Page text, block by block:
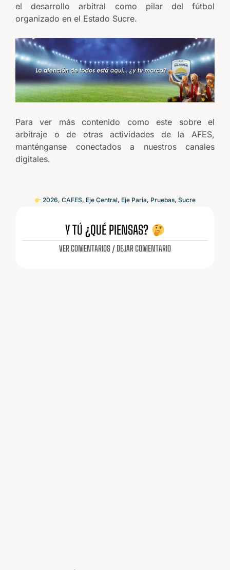
el desarrollo arbitral como pilar del fútbol
organizado en el Estado Sucre.
Para ver más contenido como este sobre el
arbitraje o de otras actividades de la AFES,
manténganse conectados a nuestros canales
digitales.
2026,CAFES, Eje Central, Eje Paria, Pruebas,Sucre
Y TÚ ¿QUÉ PIENSAS?
VER COMENTARIOS / DEJAR COMENTARIO